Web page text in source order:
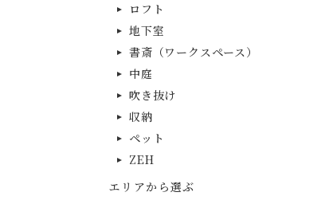
ロフト
地下室
書斎（ワークスペース）
中庭
吹き抜け
収納
ペット
ZEH
エリアから選ぶ